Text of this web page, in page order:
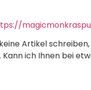
Artikel
Kann ich Ihnen bei